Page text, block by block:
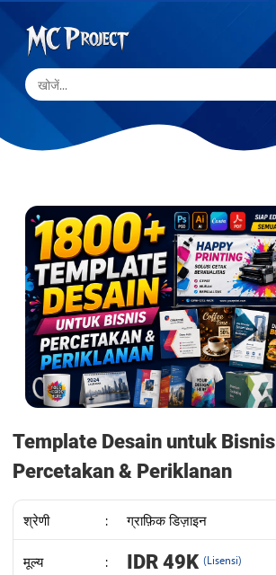
Template Desain untuk Bisnis
Percetakan & Periklanan
श्रेणी : ग्राफ़िक डिज़ाइन
मूल्य : IDR 49K (Lisensi)
Project
Official
Store
डिजिटल
फ्रीलांस
सेवाएँ